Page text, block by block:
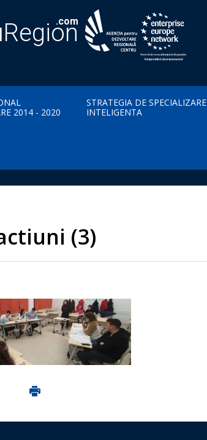
Region
.com
2014 - 2020
STRATEGIA DE SPECIALIZARE
INTELIGENTA
(3)
Imprima aceasta pagina